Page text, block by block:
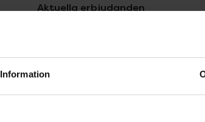
Information
Aktuella erbjudanden